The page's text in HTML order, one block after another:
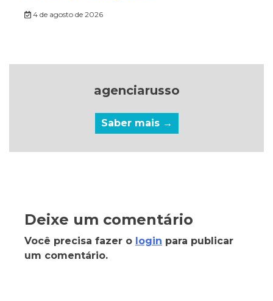
4 de agosto de 2026
agenciarusso
Saber mais →
Deixe um comentário
Você precisa fazer o login para publicar
um comentário.